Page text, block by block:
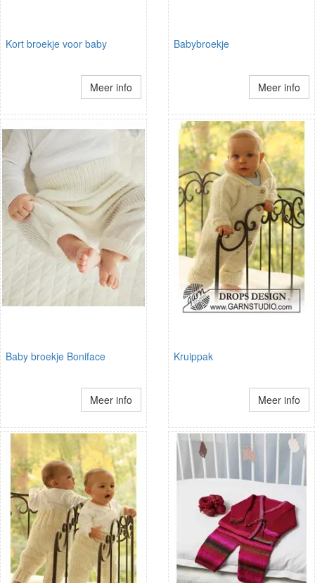
Kort broekje voor baby
Meer info
Babybroekje
Meer info
Baby broekje Boniface
Meer info
Kruippak
Meer info